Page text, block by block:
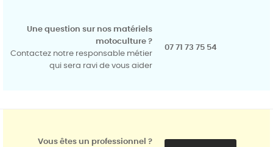
Une question sur nos matériels
motoculture ?
Contactez notre responsable métier
qui sera ravi de vous aider
07 71 73 75 54
Vous êtes un professionnel ?